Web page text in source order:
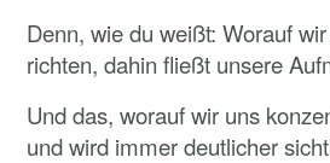
Denn, wie du weißt: Worauf
richten, dahin fließt unsere
Und das, worauf wir uns
und wird immer deutlicher